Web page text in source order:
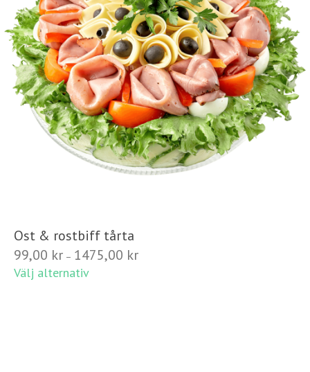
Ost & rostbiff tårta
99,00 kr – 1475,00 krPrisintervall:
Välj alternativ